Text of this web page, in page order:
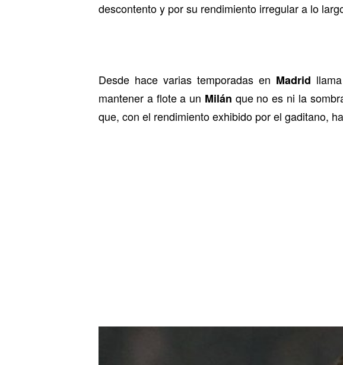
descontento y por su rendimiento irregular a lo
Desde hace varias temporadas en Madrid
mantener a flote a un Milán que no es ni la
que, con el rendimiento exhibido por el gaditano,